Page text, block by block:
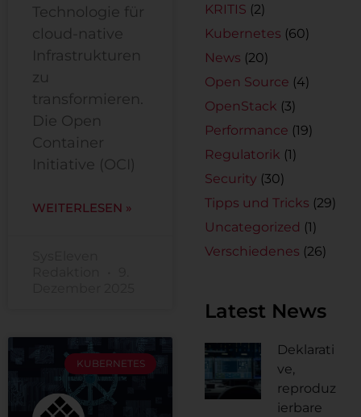
Technologie für
cloud-native
Infrastrukturen
zu
transformieren.
Die Open
Container
Initiative (OCI)
WEITERLESEN »
KUBERNETES
KRITIS (2)
Kubernetes (60)
News (20)
Open Source (4)
OpenStack (3)
Performance (19)
Regulatorik (1)
Security (30)
Tipps und Tricks (29)
Uncategorized (1)
Verschiedenes (26)
Latest News
Deklarati
ve,
reproduz
ierbare